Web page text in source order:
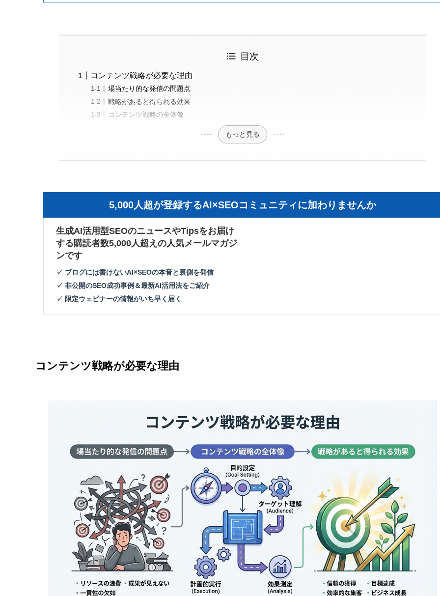
目次
コンテンツ戦略が必要な理由
場当たり的な発信の問題点
戦略があると得られる効果
コンテンツ戦略の全体像
もっと見る
5,000人超が登録するAI×SEOコミュニティに加わりませんか
生成AI活用型SEOのニュースやTipsをお届け
する購読者数5,000人超えの人気メールマガジ
ンです
✓ ブログには書けないAI×SEOの本音と裏側を発信
✓ 非公開のSEO成功事例＆最新AI活用法をご紹介
✓ 限定ウェビナーの情報がいち早く届く
コンテンツ戦略が必要な理由